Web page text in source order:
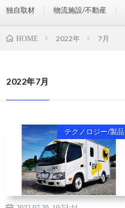
独自取材 物流施設/不動産
HOME 2022年 7月
2022年7月
テクノロジー/製品